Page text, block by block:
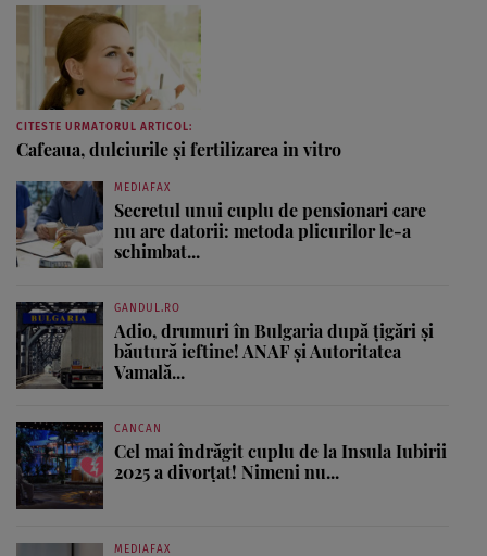
CITESTE URMATORUL ARTICOL:
Cafeaua, dulciurile şi fertilizarea in vitro
MEDIAFAX
Secretul unui cuplu de pensionari care
nu are datorii: metoda plicurilor le-a
schimbat...
GANDUL.RO
Adio, drumuri în Bulgaria după țigări și
băutură ieftine! ANAF și Autoritatea
Vamală...
CANCAN
Cel mai îndrăgit cuplu de la Insula Iubirii
2025 a divorțat! Nimeni nu...
MEDIAFAX